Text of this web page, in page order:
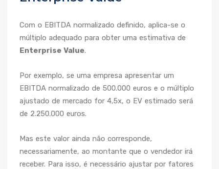
Com o EBITDA normalizado definido, aplica-se o
múltiplo adequado para obter uma estimativa de
Enterprise Value.
Por exemplo, se uma empresa apresentar um
EBITDA normalizado de 500.000 euros e o múltiplo
ajustado de mercado for 4,5x, o EV estimado será
de 2.250.000 euros.
Mas este valor ainda não corresponde,
necessariamente, ao montante que o vendedor irá
receber. Para isso, é necessário ajustar por fatores